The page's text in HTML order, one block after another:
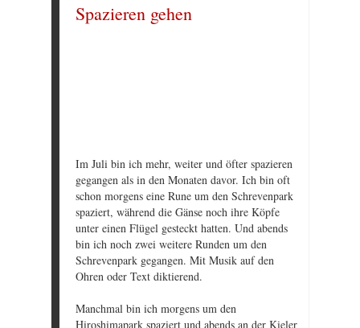
Spazieren gehen
Im Juli bin ich mehr, weiter und öfter spazieren
gegangen als in den Monaten davor. Ich bin oft
schon morgens eine Rune um den Schrevenpark
spaziert, während die Gänse noch ihre Köpfe
unter einen Flügel gesteckt hatten. Und abends
bin ich noch zwei weitere Runden um den
Schrevenpark gegangen. Mit Musik auf den
Ohren oder Text diktierend.
Manchmal bin ich morgens um den
Hiroshimapark spaziert und abends an der Kieler